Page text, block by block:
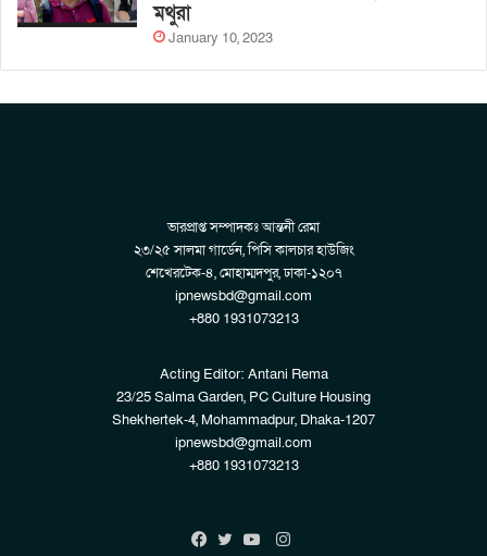
মথুরা
January 10, 2023
ভারপ্রাপ্ত সম্পাদকঃ আন্তনী রেমা
২৩/২৫ সালমা গার্ডেন, পিসি কালচার হাউজিং
শেখেরটেক-৪, মোহাম্মদপুর, ঢাকা-১২০৭
ipnewsbd@gmail.com
+880 1931073213
Acting Editor: Antani Rema
23/25 Salma Garden, PC Culture Housing
Shekhertek-4, Mohammadpur, Dhaka-1207
ipnewsbd@gmail.com
+880 1931073213
Instagram